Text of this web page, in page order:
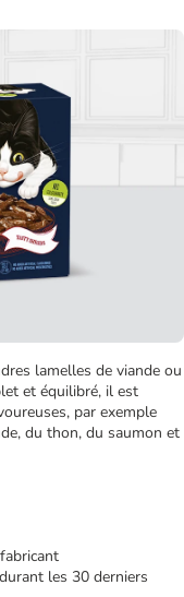
lamelles de viande ou
et équilibré, il est
par exemple
du thon, du saumon et
les 30 derniers